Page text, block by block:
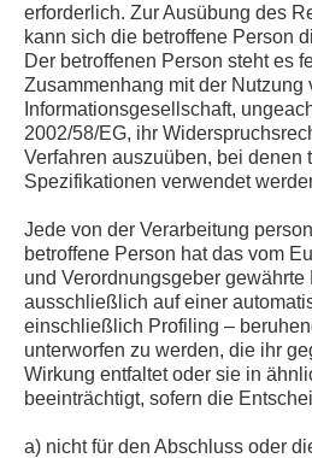
erforderlich. Zur Ausübung des
kann sich die betroffene Person
Der betroffenen Person steht es
Zusammenhang mit der Nutzung
Informationsgesellschaft,
2002/58/EG, ihr
Verfahren auszuüben, bei denen
Spezifikationen verwendet
Jede von der Verarbeitung
betroffene Person hat das vom
und Verordnungsgeber gewährte
ausschließlich auf einer
einschließlich Profiling –
unterworfen zu werden, die ihr
Wirkung entfaltet oder sie in
beeinträchtigt, sofern die
a) nicht für den Abschluss oder